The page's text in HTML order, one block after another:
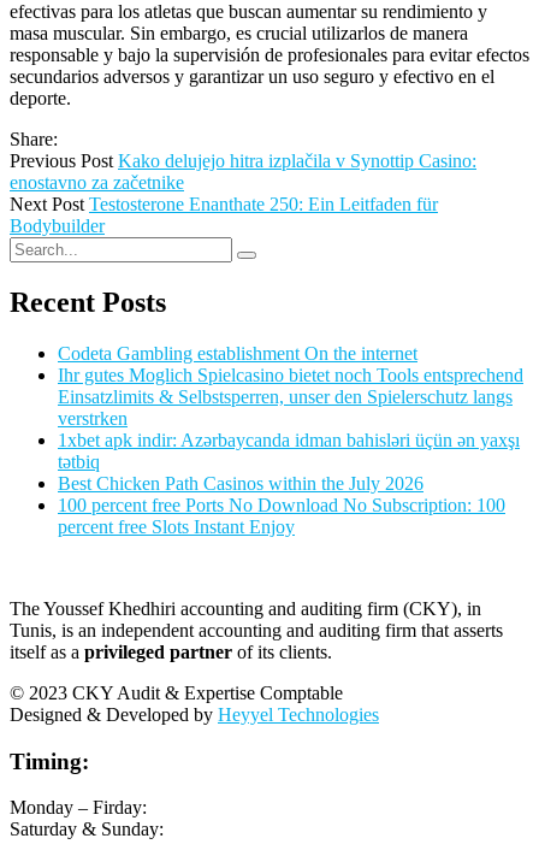
efectivas para los atletas que buscan aumentar su rendimiento y
masa muscular. Sin embargo, es crucial utilizarlos de manera
responsable y bajo la supervisión de profesionales para evitar efectos
secundarios adversos y garantizar un uso seguro y efectivo en el
deporte.
Share:
Previous Post Kako delujejo hitra izplačila v Synottip Casino:
enostavno za začetnike
Next Post Testosterone Enanthate 250: Ein Leitfaden für
Bodybuilder
Recent Posts
Codeta Gambling establishment On the internet
Ihr gutes Moglich Spielcasino bietet noch Tools entsprechend
Einsatzlimits & Selbstsperren, unser den Spielerschutz langs
verstrken
1xbet apk indir: Azərbaycanda idman bahisləri üçün ən yaxşı
tətbiq
Best Chicken Path Casinos within the July 2026
100 percent free Ports No Download No Subscription: 100
percent free Slots Instant Enjoy
The Youssef Khedhiri accounting and auditing firm (CKY), in
Tunis, is an independent accounting and auditing firm that asserts
itself as a privileged partner of its clients.
© 2023 CKY Audit & Expertise Comptable
Designed & Developed by Heyyel Technologies
Timing:
Monday – Firday:
Saturday & Sunday: